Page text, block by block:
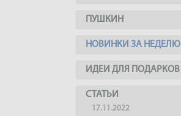
ПУШКИН
НОВИНКИ ЗА НЕДЕЛЮ
ИДЕИ ДЛЯ ПОДАРКОВ
СТАТЬИ
17.11.2022